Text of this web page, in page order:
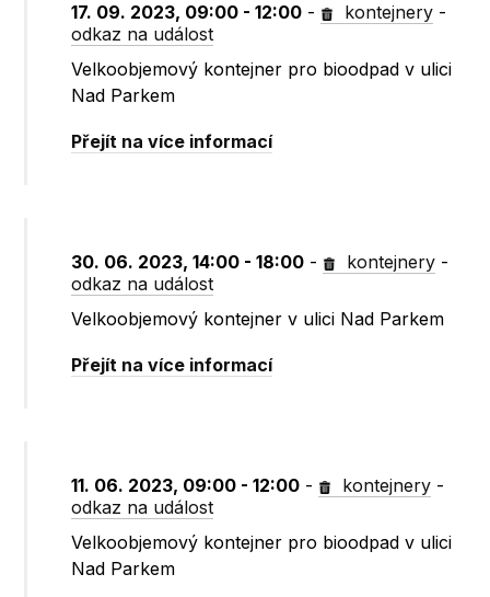
17. 09. 2023, 09:00 - 12:00 - kontejnery -
odkaz na událost
Velkoobjemový kontejner pro bioodpad v ulici
Nad Parkem
Přejít na více informací
30. 06. 2023, 14:00 - 18:00 - kontejnery -
odkaz na událost
Velkoobjemový kontejner v ulici Nad Parkem
Přejít na více informací
11. 06. 2023, 09:00 - 12:00 - kontejnery -
odkaz na událost
Velkoobjemový kontejner pro bioodpad v ulici
Nad Parkem